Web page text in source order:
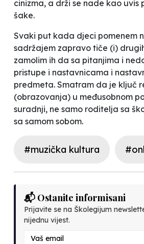
cinizma, a drži se nade kao uvis
šake.
Svaki put kada djeci pomenem
sadržajem zapravo tiče (i)
zamolim ih da sa pitanjima i
pristupe i nastavnicama i
predmeta. Smatram da je ključ
(obrazovanja) u međusobnom
suradnji, ne samo roditelja sa
sa samom sobom.
#muzička kultura
📬 Ostanite informisani
Prijavite se na Školegijum
nijednu vijest.